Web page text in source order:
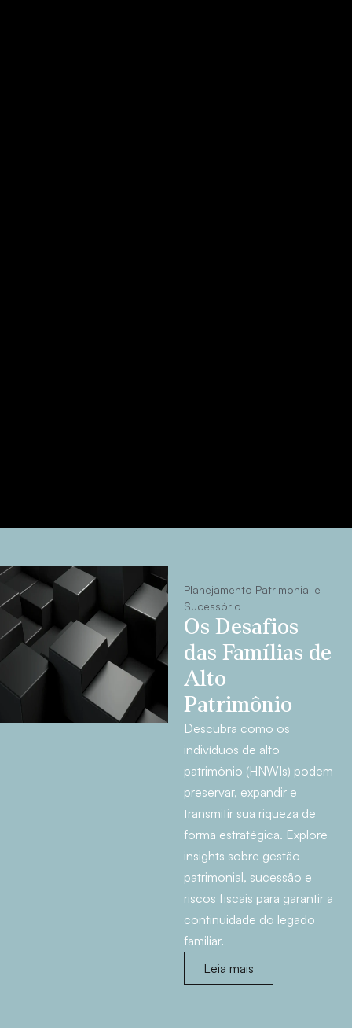
Planejamento Patrimonial e
Sucessório
Os Desafios
das Famílias de
Alto
Patrimônio
Descubra como os
indivíduos de alto
patrimônio (HNWIs) podem
preservar, expandir e
transmitir sua riqueza de
forma estratégica. Explore
insights sobre gestão
patrimonial, sucessão e
riscos fiscais para garantir a
continuidade do legado
familiar.
Leia mais